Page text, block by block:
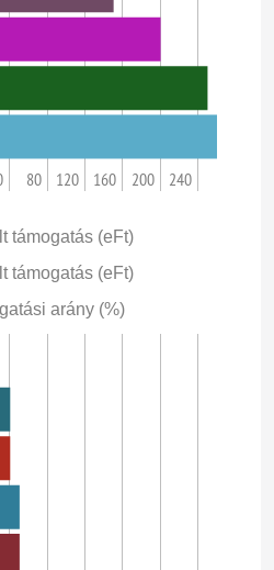
80 120 160 200 240
támogatás (eFt)
támogatás (eFt)
arány (%)